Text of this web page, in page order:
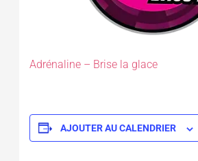
Adrénaline – Brise la glace
AJOUTER AU CALENDRIER